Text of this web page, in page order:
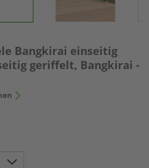
Bangkirai einseitig
geriffelt, Bangkirai -